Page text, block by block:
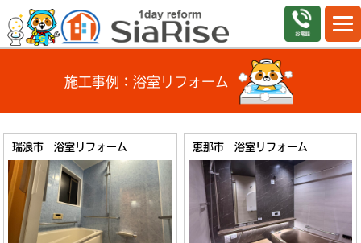
施工事例：浴室リフォーム
瑞浪市 浴室リフォーム 恵那市 浴室リフォーム